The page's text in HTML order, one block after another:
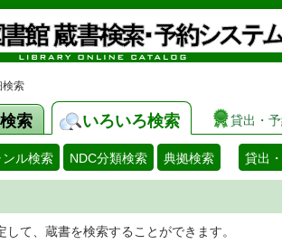
検索
索 いろいろ検索 貸出・
ンル検索 NDC分類検索 典拠検索 貸出
して、蔵書を検索することができます。